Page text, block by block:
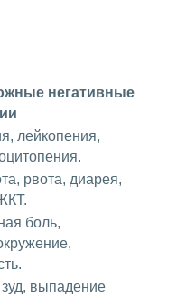
негативные
лейкопения,
рвота, диарея,
боль,
выпадение